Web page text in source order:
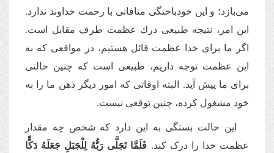
می‌بازد؛ و این خودباختگی منافاتی با رحمت خداوند ندارد.
این امر، نتیجه طبیعی درك عظمت طرف مقابل است.
اگر ما برای خدا عظمت قائل هستیم، در مواقعی كه به
این عظمت توجه داریم، طبیعی است كه چنین حالتی
برای ما پیش آید. البته اوقاتی كه امور دیگر ذهن ما را به
خود مشغول كرده، چنین توقعی نیست.
این حالت بستگی به این دارد كه شخص چه مقدار
عظمت خدا را درک كند. فَلَمَّا تَجَلَّى رَبُّهُ لِلْجَبَلِ جَعَلَهُ دَكًّا